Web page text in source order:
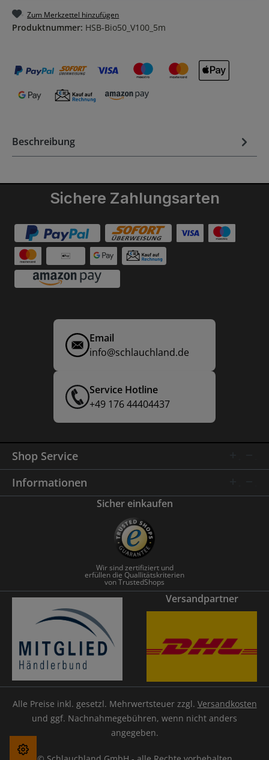
Zum Merkzettel hinzufügen
Produktnummer: HSB-Bio50_V100_5m
Beschreibung
Sichere Zahlungsarten
Email
info@schlauchland.de
Service Hotline
+49 176 44404437
Shop Service
Informationen
Sicher einkaufen
Wir sind zertifiziert und
erfüllen die Quallitätskriterien
von TrustedShops
Versandpartner
Alle Preise inkl. gesetzl. Mehrwertsteuer zzgl. Versandkosten
und ggf. Nachnahmegebühren, wenn nicht anders
angegeben.